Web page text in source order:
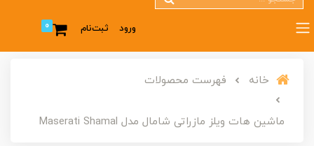
ورود ثبت‌نام 0
خانه فهرست محصولات
ماشین هات ویلز مازراتی شامال مدل Maserati Shamal